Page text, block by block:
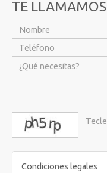
TE LLAMAMOS
captcha
Condiciones legales